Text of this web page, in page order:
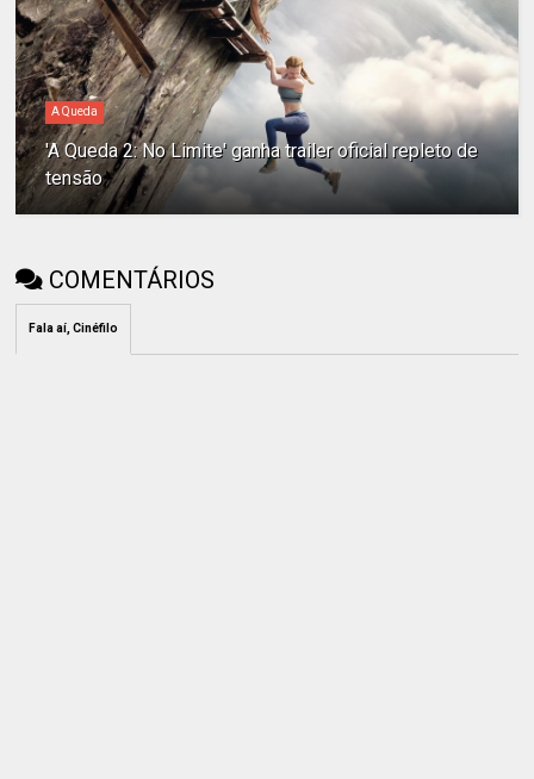
A Queda
'A Queda 2: No Limite' ganha trailer oficial repleto de
tensão
COMENTÁRIOS
Fala aí, Cinéfilo